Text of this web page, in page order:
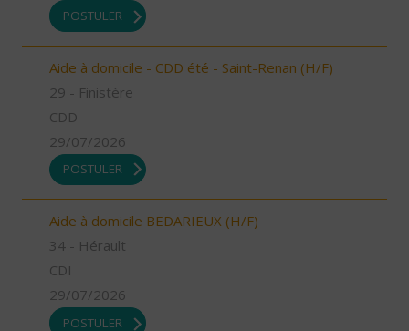
POSTULER
Aide à domicile - CDD été - Saint-Renan (H/F)
29 - Finistère
CDD
29/07/2026
POSTULER
Aide à domicile BEDARIEUX (H/F)
34 - Hérault
CDI
29/07/2026
POSTULER